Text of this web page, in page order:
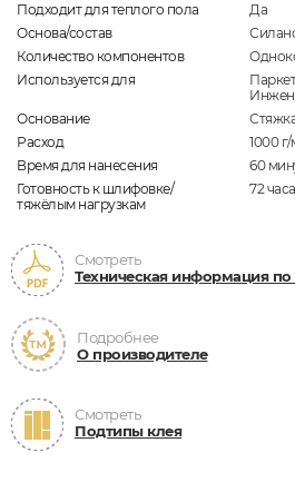
Подходит для теплого пола
Да
Основа/состав
Количество компонентов
Используется для
Основание
Расход
1000 г/
Время для нанесения
60
Готовность к шлифовке/
тяжёлым нагрузкам
72 часа
Смотреть
Техническая информация по
Подробнее
О производителе
Смотреть
Подтипы клея